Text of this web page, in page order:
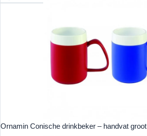
Ornamin Conische drinkbeker – handvat groot